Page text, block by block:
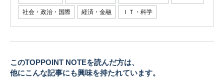
社会・政治・国際 経済・金融 ＩＴ・科学
このTOPPOINT NOTEを読んだ方は、
他にこんな記事にも興味を持たれています。